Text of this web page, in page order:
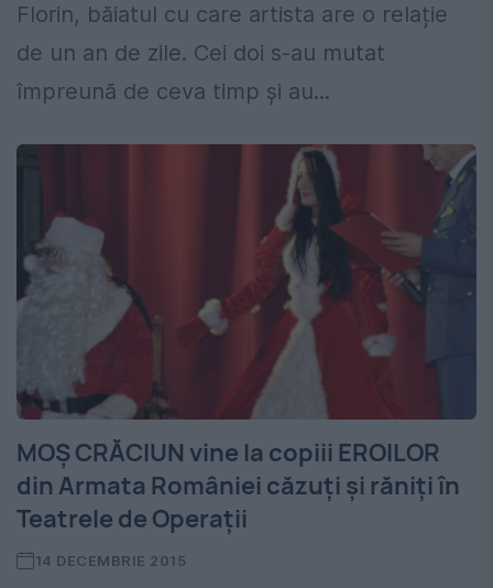
Florin, băiatul cu care artista are o relație
de un an de zile. Cei doi s-au mutat
împreună de ceva timp și au...
MOȘ CRĂCIUN vine la copiii EROILOR
din Armata României căzuți și răniți în
Teatrele de Operații
14 DECEMBRIE 2015